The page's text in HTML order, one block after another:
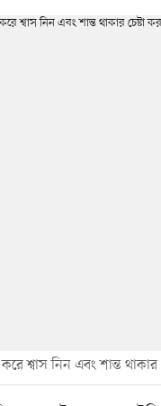
শ্বাস নিন এবং শান্ত থাকার